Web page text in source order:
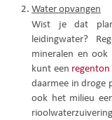
Water opvangen
Wist je dat
leidingwater?
mineralen en
kunt een regenton
daarmee in droge
ook het milieu